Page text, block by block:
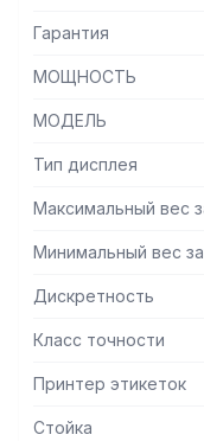
– Размеры
Гарантия
МОЩНОСТЬ
МОДЕЛЬ
Тип дисплея
Максимальный вес
Минимальный вес
Дискретность
Класс точности
Принтер этикеток
Стойка